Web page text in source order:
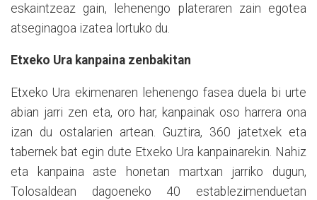
eskaintzeaz gain, lehenengo plateraren zain egotea
atseginagoa izatea lortuko du.
Etxeko Ura kanpaina zenbakitan
Etxeko Ura ekimenaren lehenengo fasea duela bi urte
abian jarri zen eta, oro har, kanpainak oso harrera ona
izan du ostalarien artean. Guztira, 360 jatetxek eta
tabernek bat egin dute Etxeko Ura kanpainarekin. Nahiz
eta kanpaina aste honetan martxan jarriko dugun,
Tolosaldean dagoeneko 40 establezimenduetan